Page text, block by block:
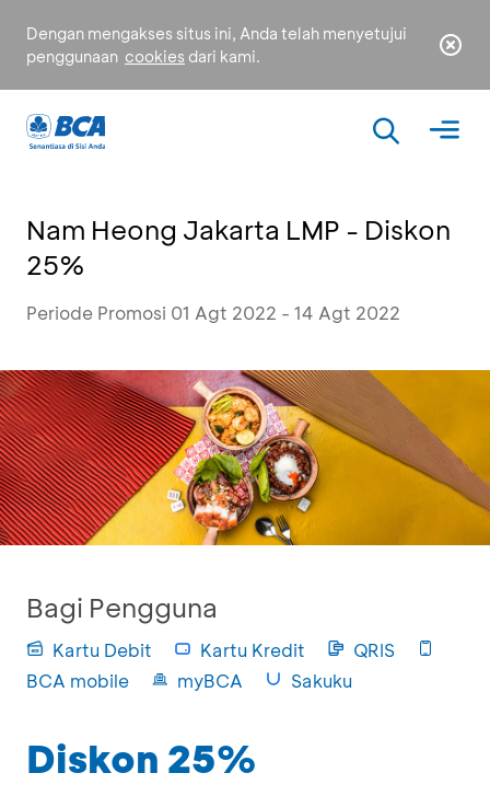
Dengan mengakses situs ini, Anda telah menyetujui
penggunaan cookies dari kami.
Nam Heong Jakarta LMP - Diskon
25%
Periode Promosi 01 Agt 2022 - 14 Agt 2022
Bagi Pengguna
Kartu Debit Kartu Kredit
QRIS
BCA mobile
myBCA Sakuku
Diskon 25%